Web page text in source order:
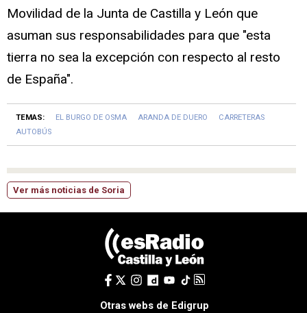
Movilidad de la Junta de Castilla y León que
asuman sus responsabilidades para que "esta
tierra no sea la excepción con respecto al resto
de España".
TEMAS: EL BURGO DE OSMA ARANDA DE DUERO
CARRETERAS
AUTOBÚS
Ver más noticias de Soria
Otras webs de Edigrup